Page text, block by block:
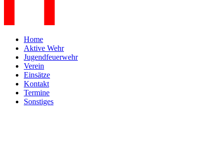
Home
Aktive Wehr
Jugendfeuerwehr
Verein
Einsätze
Kontakt
Termine
Sonstiges